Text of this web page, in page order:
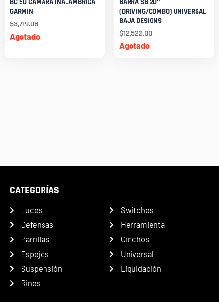
Agotado
BC 50 CAMARA INALAMBRICA
GARMIN
$3,719.08
Agotado
BARRA S8 20″
(DRIVING/COMBO) UNIVERSAL
BAJA DESIGNS
$12,522.00
CATEGORÍAS
Luces
Defensas
Parrillas
Espejos
Suspensión
Rines
Switches
Herramienta
Cinchos
Universal
Liquidación